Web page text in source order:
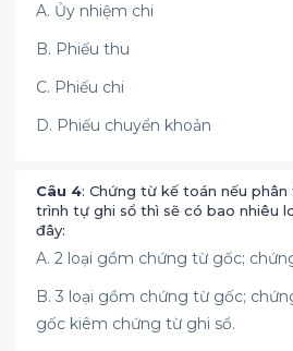
A. Ủy nhiệm chi
B. Phiếu thu
C. Phiếu chi
D. Phiếu chuyển khoản
Câu 4: Chứng từ kế toán nếu
trình tự ghi sổ thì sẽ có bao nhiêu
đây:
A. 2 loại gồm chứng từ gốc;
B. 3 loại gồm chứng từ gốc;
gốc kiêm chứng từ ghi sổ.